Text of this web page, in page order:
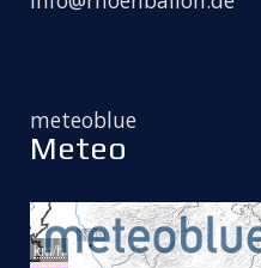
meteoblue
Meteo